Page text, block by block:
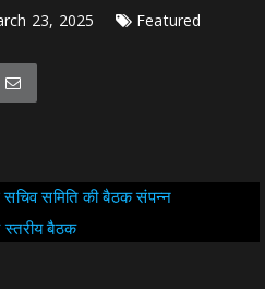
23, 2025 Featured
सचिव समिति की बैठक संपन्न
स्तरीय बैठक